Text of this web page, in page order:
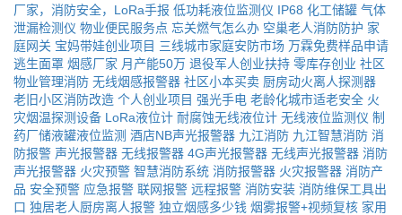
厂家，消防安全，LoRa手报 低功耗液位监测仪 IP68 化工储罐 气体
泄漏检测仪 物业便民服务点 忘关燃气怎么办 空巢老人消防防护 家
庭网关 宝妈带娃创业项目 三线城市家庭安防市场 万霖免费样品申请
逃生面罩 烟感厂家 月产能50万 退役军人创业扶持 零库存创业 社区
物业管理消防 无线烟感报警器 社区小本买卖 厨房动火离人探测器
老旧小区消防改造 个人创业项目 强光手电 老龄化城市适老安全 火
灾烟温探测设备 LoRa液位计 耐腐蚀无线液位计 无线液位监测仪 制
药厂储液罐液位监测 酒店NB声光报警器 九江消防 九江智慧消防 消
防报警 声光报警器 无线报警器 4G声光报警器 无线声光报警器 消防
声光报警器 火灾预警 智慧消防系统 消防报警器 火灾报警器 消防产
品 安全预警 应急报警 联网报警 远程报警 消防安装 消防维保工具出
口 独居老人厨房离人报警 独立烟感多少钱 烟雾报警+视频复核 家用